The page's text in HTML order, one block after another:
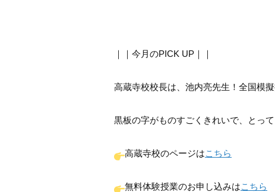
｜｜今月のPICK UP｜｜
高蔵寺校校長は、池内亮先生！全国模
黒板の字がものすごくきれいで、とっ
高蔵寺校のページはこちら
無料体験授業のお申し込みはこちら